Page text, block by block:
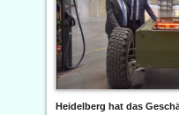
Heidelberg hat das